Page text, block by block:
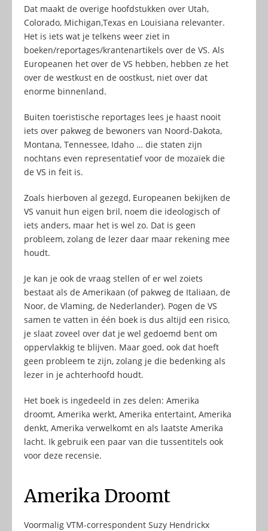
Dat maakt de overige hoofdstukken over Utah,
Colorado, Michigan,Texas en Louisiana relevanter.
Het is iets wat je telkens weer ziet in
boeken/reportages/krantenartikels over de VS. Als
Europeanen het over de VS hebben, hebben ze het
over de westkust en de oostkust, niet over dat
enorme binnenland.
Buiten toeristische reportages lees je haast nooit
iets over pakweg de bewoners van Noord-Dakota,
Montana, Tennessee, Idaho … die staten zijn
nochtans even representatief voor de mozaïek die
de VS in feit is.
Zoals hierboven al gezegd, Europeanen bekijken de
VS vanuit hun eigen bril, noem die ideologisch of
iets anders, maar het is wel zo. Dat is geen
probleem, zolang de lezer daar maar rekening mee
houdt.
Je kan je ook de vraag stellen of er wel zoiets
bestaat als de Amerikaan (of pakweg de Italiaan, de
Noor, de Vlaming, de Nederlander). Pogen de VS
samen te vatten in één boek is dus altijd een risico,
je slaat zoveel over dat je wel gedoemd bent om
oppervlakkig te blijven. Maar goed, ook dat hoeft
geen probleem te zijn, zolang je die bedenking als
lezer in je achterhoofd houdt.
Het boek is ingedeeld in zes delen: Amerika
droomt, Amerika werkt, Amerika entertaint, Amerika
denkt, Amerika verwelkomt en als laatste Amerika
lacht. Ik gebruik een paar van die tussentitels ook
voor deze recensie.
Amerika Droomt
Voormalig VTM-correspondent Suzy Hendrickx